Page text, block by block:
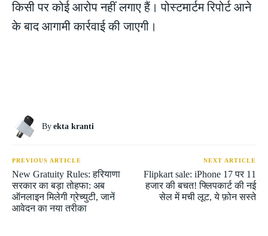
किसी पर कोई आरोप नहीं लगाए हैं। पोस्टमार्टम रिपोर्ट आने
के बाद आगामी कार्रवाई की जाएगी।
By ekta kranti
PREVIOUS ARTICLE
New Gratuity Rules: हरियाणा
सरकार का बड़ा तोहफा: अब
ऑनलाइन मिलेगी ग्रेच्युटी, जानें
आवेदन का नया तरीका
NEXT ARTICLE
Flipkart sale: iPhone 17 पर 11
हजार की बचत! फ्लिपकार्ट की नई
सेल में मची लूट, ये फ़ोन सस्ते